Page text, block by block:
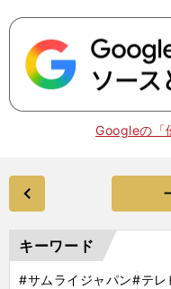
Googleの「
キーワード
#サムライジャパン#テレ